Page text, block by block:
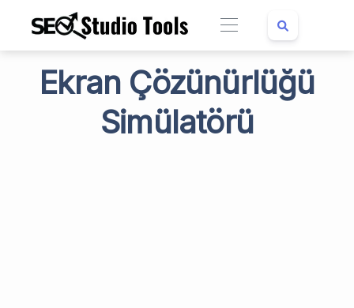
Ekran Çözünürlüğü
Simülatörü